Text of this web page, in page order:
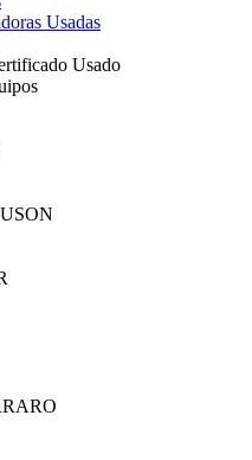
Usadas
Usado